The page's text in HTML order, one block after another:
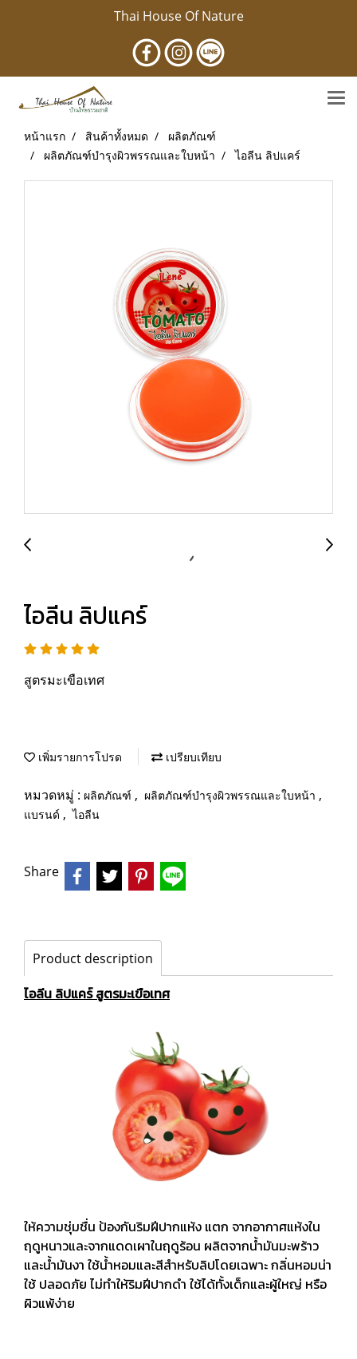
Thai House Of Nature
หน้าแรก สินค้าทั้งหมด
ผลิตภัณฑ์
ผลิตภัณฑ์บำรุงผิวพรรณและใบหน้า
ไอลีน ลิปแคร์
ไอลีน ลิปแคร์
สูตรมะเขือเทศ
เพิ่มรายการโปรด เปรียบเทียบ
หมวดหมู่ : ผลิตภัณฑ์ , ผลิตภัณฑ์บำรุงผิวพรรณและใบหน้า ,
แบรนด์ , ไอลีน
Share
Product description
ไอลีน ลิปแคร์ สูตรมะเขือเทศ
ให้ความชุ่มชื่น ป้องกันริมฝีปากแห้ง แตก จากอากาศแห้งใน
ฤดูหนาวและจากแดดเผาในฤดูร้อน ผลิตจากน้ำมันมะพร้าว
และน้ำมันงา ใช้น้ำหอมและสีสำหรับลิปโดยเฉพาะ กลิ่นหอมน่า
ใช้ ปลอดภัย ไม่ทำให้ริมฝีปากดำ ใช้ได้ทั้งเด็กและผู้ใหญ่ หรือ
ผิวแพ้ง่าย